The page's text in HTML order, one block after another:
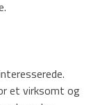
et virksomt og